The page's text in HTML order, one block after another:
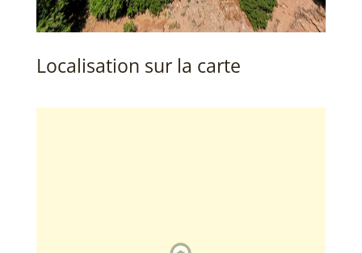
Localisation sur la carte